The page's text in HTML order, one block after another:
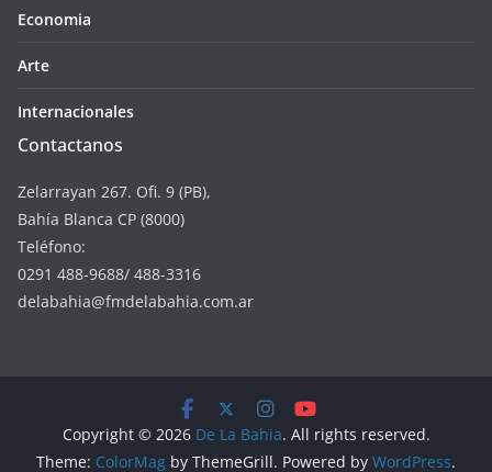
Economia
Arte
Internacionales
Contactanos
Zelarrayan 267. Ofi. 9 (PB),
Bahía Blanca CP (8000)
Teléfono:
0291 488-9688/ 488-3316
delabahia@fmdelabahia.com.ar
Copyright © 2026 De La Bahia. All rights reserved.
Theme: ColorMag by ThemeGrill. Powered by WordPress.